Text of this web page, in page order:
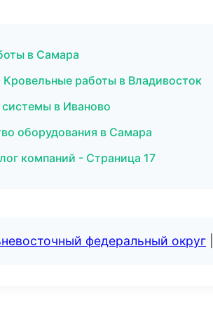
в Самара
работы в Владивосток
в Иваново
оборудования в Самара
компаний - Страница 17
федеральный округ